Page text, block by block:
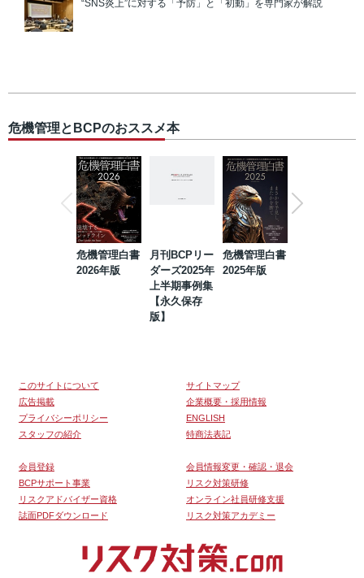
“SNS炎上”に対する「予防」と「初動」を専門家が解説
危機管理とBCPのおススメ本
危機管理白書
2026年版
月刊BCPリー
ダーズ2025年
上半期事例集
【永久保存
版】
危機管理白書
2025年版
このサイトについて
サイトマップ
広告掲載
企業概要・採用情報
プライバシーポリシー
ENGLISH
スタッフの紹介
特商法表記
会員登録
会員情報変更・確認・退会
BCPサポート事業
リスク対策研修
リスクアドバイザー資格
オンライン社員研修支援
誌面PDFダウンロード
リスク対策アカデミー